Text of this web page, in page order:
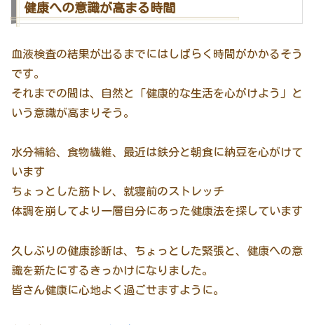
健康への意識が高まる時間
血液検査の結果が出るまでにはしばらく時間がかかるそう
です。
それまでの間は、自然と「健康的な生活を心がけよう」と
いう意識が高まりそう。
水分補給、食物繊維、最近は鉄分と朝食に納豆を心がけて
います
ちょっとした筋トレ、就寝前のストレッチ
体調を崩してより一層自分にあった健康法を探しています
久しぶりの健康診断は、ちょっとした緊張と、健康への意
識を新たにするきっかけになりました。
皆さん健康に心地よく過ごせますように。